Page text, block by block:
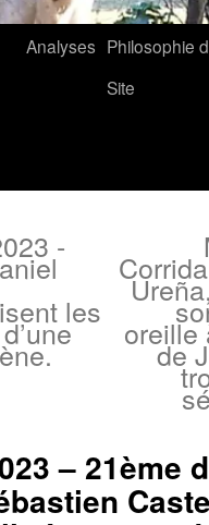
Analyses Philosophie
Site
-
les
oreille
de
– 21ème